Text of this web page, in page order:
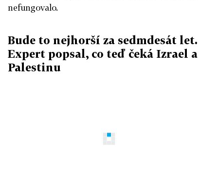
nefungovalo.
Bude to nejhorší za sedmdesát let.
Expert popsal, co teď čeká Izrael a
Palestinu